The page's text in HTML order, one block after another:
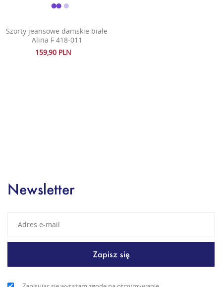
Szorty jeansowe damskie białe
Alina F 418-011
159,90 PLN
Newsletter